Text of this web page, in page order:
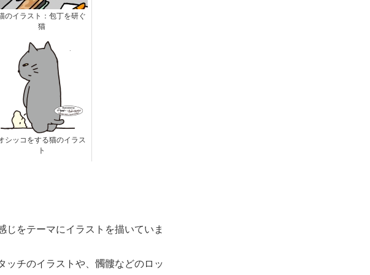
のイラスト：包丁を研ぐ
猫
シッコをする猫のイラス
ト
じをテーマにイラストを描いていま
ッチのイラストや、髑髏などのロッ